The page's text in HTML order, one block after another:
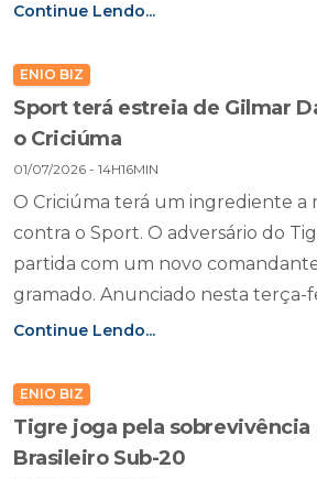
Continue Lendo...
ENIO BIZ
Sport terá estreia de Gilmar
o Criciúma
01/07/2026 - 14H16MIN
O Criciúma terá um ingrediente a
contra o Sport. O adversário do
partida com um novo
gramado. Anunciado nesta terça-
Continue Lendo...
ENIO BIZ
Tigre joga pela sobrevivência
Brasileiro Sub-20